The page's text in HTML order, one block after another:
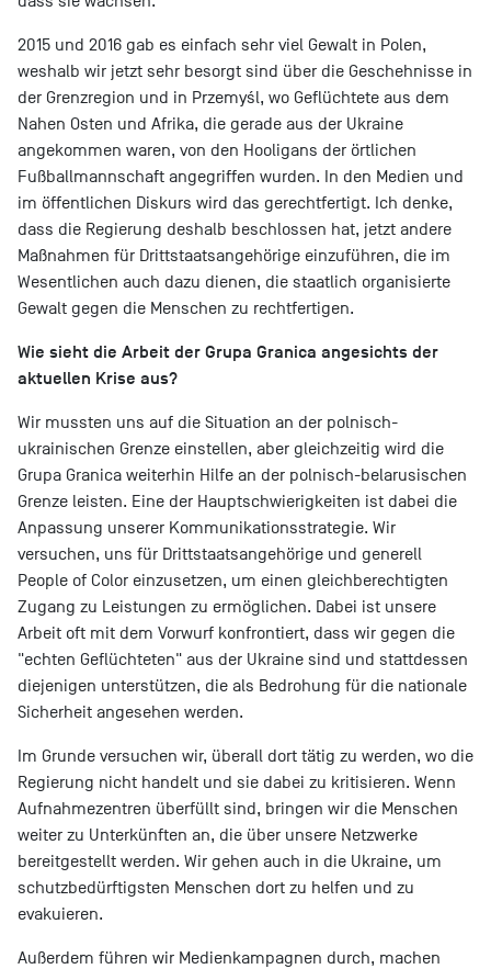
2015 und 2016 gab es einfach sehr viel Gewalt in Polen,
weshalb wir jetzt sehr besorgt sind über die Geschehnisse in
der Grenzregion und in Przemyśl, wo Geflüchtete aus dem
Nahen Osten und Afrika, die gerade aus der Ukraine
angekommen waren, von den Hooligans der örtlichen
Fußballmannschaft angegriffen wurden. In den Medien und
im öffentlichen Diskurs wird das gerechtfertigt. Ich denke,
dass die Regierung deshalb beschlossen hat, jetzt andere
Maßnahmen für Drittstaatsangehörige einzuführen, die im
Wesentlichen auch dazu dienen, die staatlich organisierte
Gewalt gegen die Menschen zu rechtfertigen.
Wie sieht die Arbeit der Grupa Granica angesichts der
aktuellen Krise aus?
Wir mussten uns auf die Situation an der polnisch-
ukrainischen Grenze einstellen, aber gleichzeitig wird die
Grupa Granica weiterhin Hilfe an der polnisch-belarusischen
Grenze leisten. Eine der Hauptschwierigkeiten ist dabei die
Anpassung unserer Kommunikationsstrategie. Wir
versuchen, uns für Drittstaatsangehörige und generell
People of Color einzusetzen, um einen gleichberechtigten
Zugang zu Leistungen zu ermöglichen. Dabei ist unsere
Arbeit oft mit dem Vorwurf konfrontiert, dass wir gegen die
"echten Geflüchteten" aus der Ukraine sind und stattdessen
diejenigen unterstützen, die als Bedrohung für die nationale
Sicherheit angesehen werden.
Im Grunde versuchen wir, überall dort tätig zu werden, wo die
Regierung nicht handelt und sie dabei zu kritisieren. Wenn
Aufnahmezentren überfüllt sind, bringen wir die Menschen
weiter zu Unterkünften an, die über unsere Netzwerke
bereitgestellt werden. Wir gehen auch in die Ukraine, um
schutzbedürftigsten Menschen dort zu helfen und zu
evakuieren.
Außerdem führen wir Medienkampagnen durch, machen